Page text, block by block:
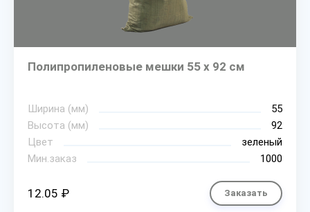
Полипропиленовые мешки 55 х 92 см
Ширина (мм)
55
Высота (мм)
92
Цвет
зеленый
Мин.заказ
1000
12.05 ₽ Заказать